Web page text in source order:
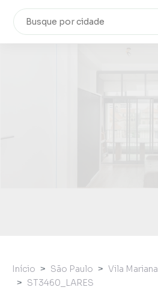
Início São Paulo Vila Mariana
ST3460_LARES